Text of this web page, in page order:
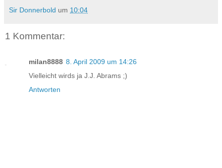
Sir Donnerbold um 10:04
1 Kommentar:
milan8888 8. April 2009 um 14:26
Vielleicht wirds ja J.J. Abrams ;)
Antworten